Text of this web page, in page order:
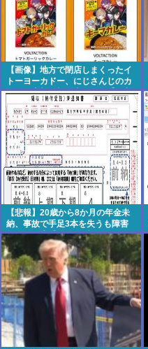
【画像】地方で閉店しまくったイ
トーヨーカドー、にじさんじのカ
レーを半額で投げ売りする【仕入
れ担当無能】
【悲報】20歳から8か月の年金未
納、事故で手足3本を失うも障害
年金は一生受給できず